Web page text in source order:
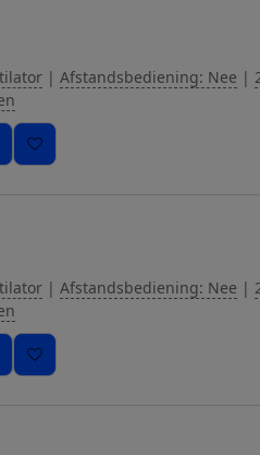
| Afstandsbediening: Nee |
| Afstandsbediening: Nee |